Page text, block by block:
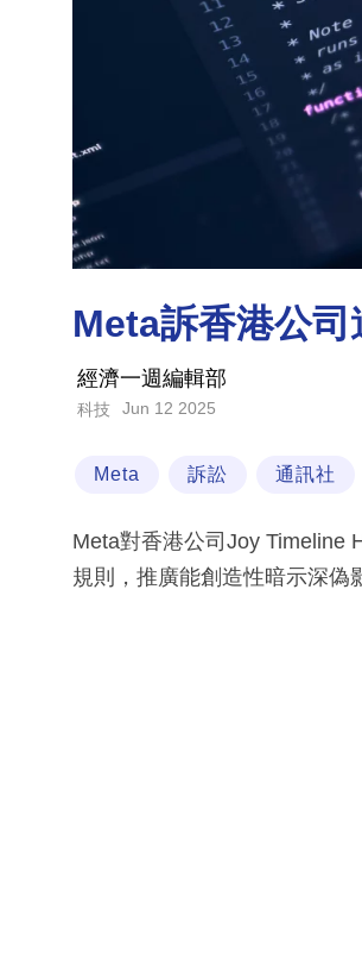
Meta訴香港公
經濟一週編輯部
科技 Jun 12 2025
Meta 訴訟 通訊社
Meta對香港公司Joy Timeline
規則，推廣能創造性暗示深偽